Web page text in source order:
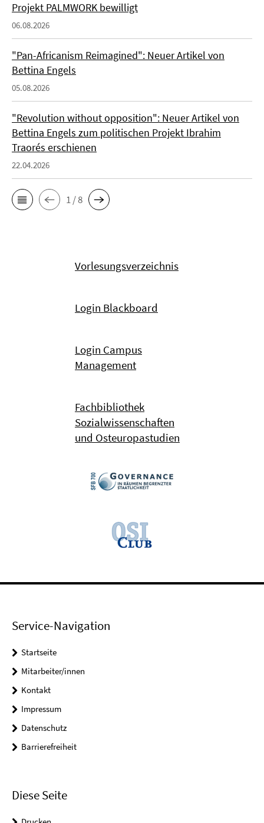
Projekt PALMWORK bewilligt
06.08.2026
"Pan-Africanism Reimagined": Neuer Artikel von
Bettina Engels
05.08.2026
"Revolution without opposition": Neuer Artikel von
Bettina Engels zum politischen Projekt Ibrahim
Traorés erschienen
22.04.2026
1 / 8
Vorlesungsverzeichnis
Login Blackboard
Login Campus
Management
Fachbibliothek
Sozialwissenschaften
und Osteuropastudien
Service-Navigation
Startseite
Mitarbeiter/innen
Kontakt
Impressum
Datenschutz
Barrierefreiheit
Diese Seite